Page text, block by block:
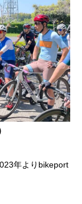
年よりbikeport